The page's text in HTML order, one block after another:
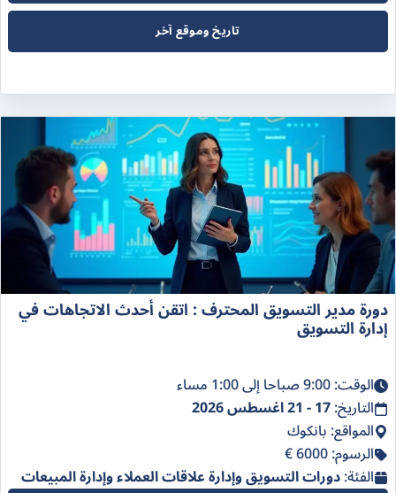
تاريخ وموقع آخر
دورة مدير التسويق المحترف : اتقن أحدث الاتجاهات في
إدارة التسويق
الوقت: 9:00 صباحا إلى 1:00 مساء
التاريخ:17 - 21 اغسطس 2026
المواقع: بانكوك
الرسوم: 6000 €
الفئة:دورات التسويق وإدارة علاقات العملاء وإدارة المبيعات